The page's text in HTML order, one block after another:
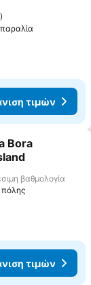
τιμών
αγαπημένα
Bora
βαθμολογία
τιμών